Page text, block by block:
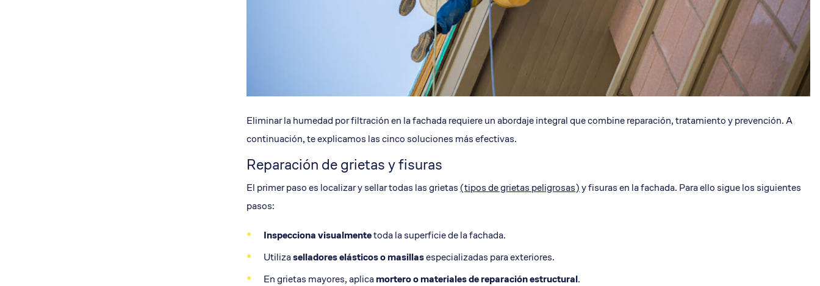
Eliminar la humedad por filtración en la fachada requiere un abordaje integral que combine reparación, tratamiento y prevención. A
continuación, te explicamos las cinco soluciones más efectivas.
Reparación de grietas y fisuras
El primer paso es localizar y sellar todas las grietas (tipos de grietas peligrosas)y fisuras en la fachada. Para ello sigue los siguientes
pasos:
Inspecciona visualmentetoda la superficie de la fachada.
Utilizaselladores elásticos o masillasespecializadas para exteriores.
En grietas mayores, aplicamorteroo materiales de reparación estructural.